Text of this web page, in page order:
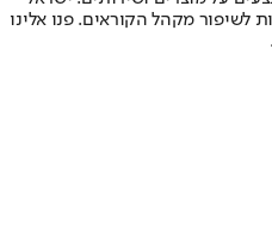
לשיפור מקהל הקוראים. פנו אלינו